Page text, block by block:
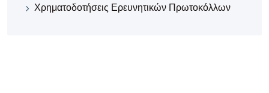
Χρηματοδοτήσεις Ερευνητικών Πρωτοκόλλων